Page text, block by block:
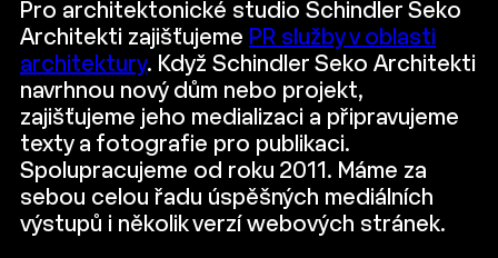
Pro architektonické studio Schindler Seko
Architekti zajišťujeme PR služby v oblasti
architektury. Když Schindler Seko Architekti
navrhnou nový dům nebo projekt,
zajišťujeme jeho medializaci a připravujeme
texty a fotografie pro publikaci.
Spolupracujeme od roku 2011. Máme za
sebou celou řadu úspěšných mediálních
výstupů i několik verzí webových stránek.